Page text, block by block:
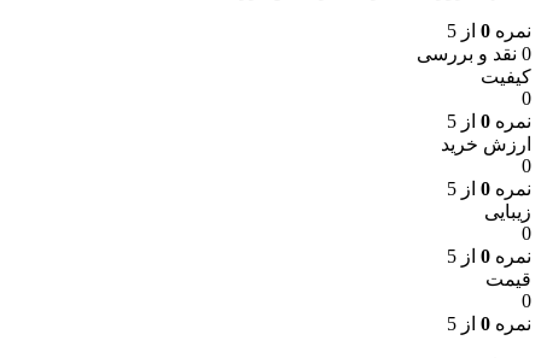
نمره 0 از 5
0 نقد و بررسی
کیفیت
0
نمره 0 از 5
ارزش خرید
0
نمره 0 از 5
زیبایی
0
نمره 0 از 5
قیمت
0
نمره 0 از 5